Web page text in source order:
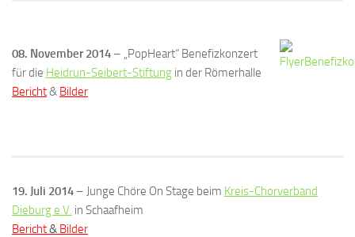
08. November 2014 – „PopHeart“ Benefizkonzert
für die Heidrun-Seibert-Stiftung in der Römerhalle
Bericht& Bilder
19. Juli 2014 – Junge Chöre On Stage beim Kreis-Chorverband
Dieburg e.V. in Schaafheim
Bericht& Bilder